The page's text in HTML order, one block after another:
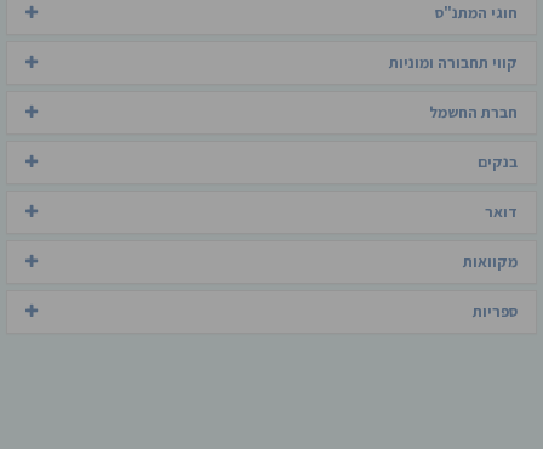
חוגי המתנ"ס
קווי תחבורה ומוניות
חברת החשמל
בנקים
דואר
מקוואות
ספריות